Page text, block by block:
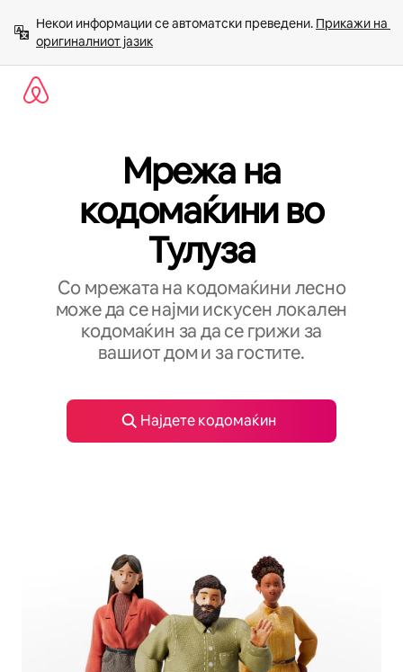
содржина
Некои информации се автоматски преведени. Прикажи на
оригиналниот јазик
Мрежа на
кодомаќини во
Тулуза
Со мрежата на кодомаќини лесно
може да се најми искусен локален
кодомаќин за да се грижи за
вашиот дом и за гостите.
Најдете кодомаќин